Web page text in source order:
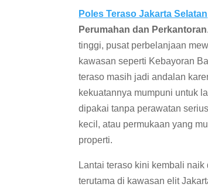
Poles Teraso Jakarta Selatan
Perumahan dan Perkantoran
tinggi, pusat perbelanjaan
kawasan seperti Kebayoran
teraso masih jadi andalan
kekuatannya mumpuni untuk
dipakai tanpa perawatan
kecil, atau permukaan yang
properti.
Lantai teraso kini kembali
terutama di kawasan elit